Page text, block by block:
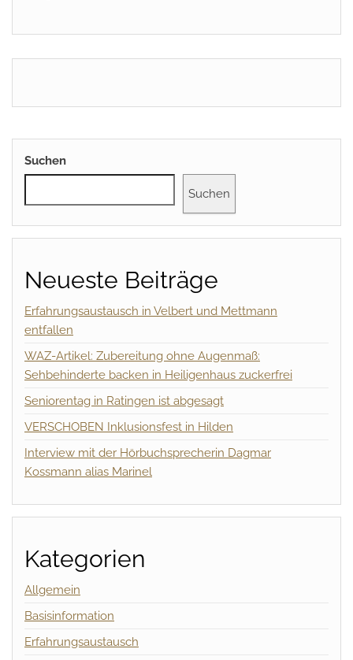
Suchen
Suchen
Neueste Beiträge
Erfahrungsaustausch in Velbert und Mettmann
entfallen
WAZ-Artikel: Zubereitung ohne Augenmaß:
Sehbehinderte backen in Heiligenhaus zuckerfrei
Seniorentag in Ratingen ist abgesagt
VERSCHOBEN Inklusionsfest in Hilden
Interview mit der Hörbuchsprecherin Dagmar
Kossmann alias Marinel
Kategorien
Allgemein
Basisinformation
Erfahrungsaustausch